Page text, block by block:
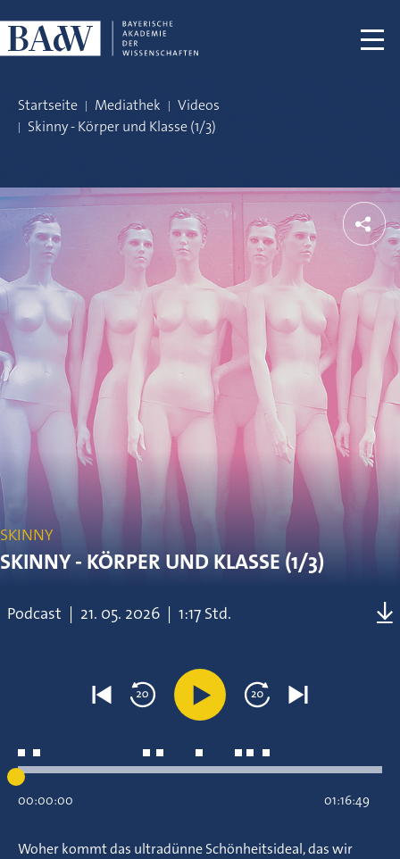
Startseite Mediathek
Videos
Skinny - Körper und Klasse (1/3)
SKINNY
SKINNY - KÖRPER UND KLASSE (1/3)
Podcast | 21. 05. 2026 | 1:17 Std.
00:00:00 01:16:49
Woher kommt das ultradünne Schönheitsideal, das wir